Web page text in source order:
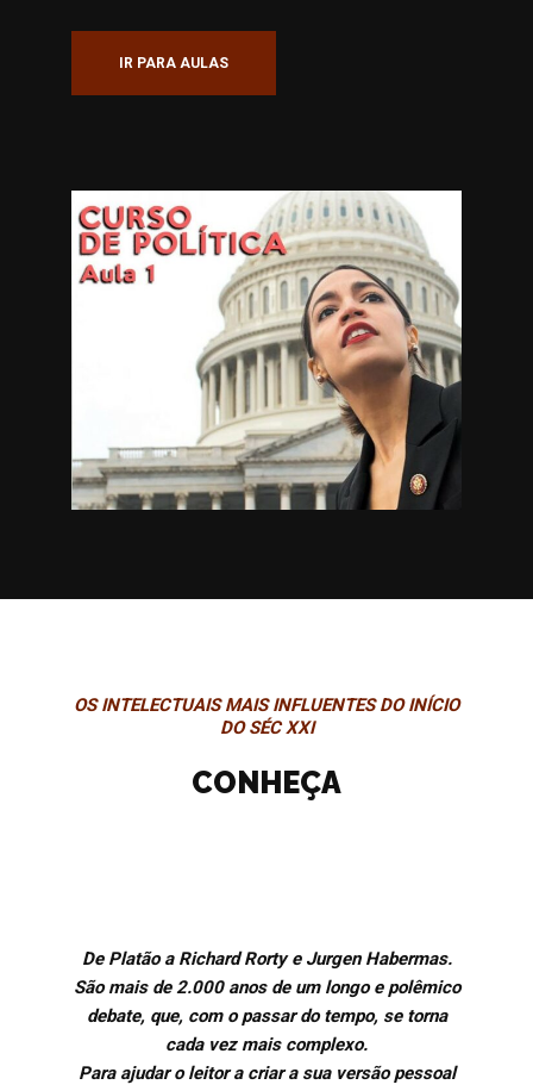
IR PARA AULAS
OS INTELECTUAIS MAIS INFLUENTES DO INÍCIO
DO SÉC XXI
CONHEÇA
De Platão a Richard Rorty e Jurgen Habermas.
São mais de 2.000 anos de um longo e polêmico
debate, que, com o passar do tempo, se torna
cada vez mais complexo.
Para ajudar o leitor a criar a sua versão pessoal